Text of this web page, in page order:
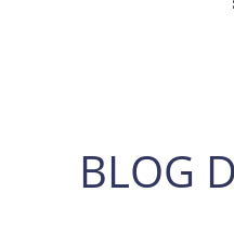
BLOG